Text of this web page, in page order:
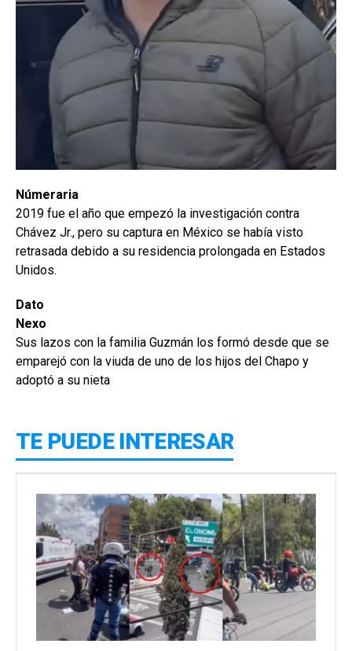
Númeraria
2019 fue el año que empezó la investigación contra
Chávez Jr., pero su captura en México se había visto
retrasada debido a su residencia prolongada en Estados
Unidos.
Dato
Nexo
Sus lazos con la familia Guzmán los formó desde que se
emparejó con la viuda de uno de los hijos del Chapo y
adoptó a su nieta
TE PUEDE INTERESAR